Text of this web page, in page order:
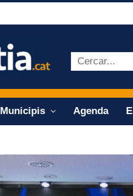
Municipis Agenda